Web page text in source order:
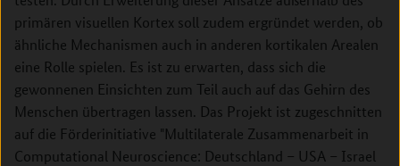
primären visuellen Kortex soll zudem ergründet werden, ob
ähnliche Mechanismen auch in anderen kortikalen Arealen
eine Rolle spielen. Es ist zu erwarten, dass sich die
gewonnenen Einsichten zum Teil auch auf das Gehirn des
Menschen übertragen lassen. Das Projekt ist zugeschnitten
auf die Förderinitiative "Multilaterale Zusammenarbeit in
Computational Neuroscience: Deutschland – USA – Israel